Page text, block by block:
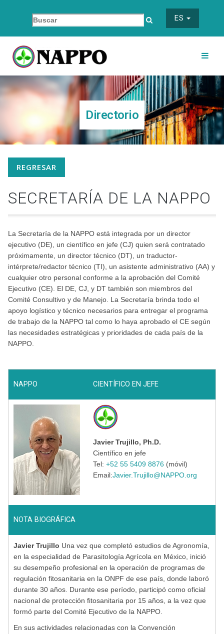
ES
Directorio
REGRESAR
SECRETARÍA DE LA NAPPO
La Secretaría de la NAPPO está integrada por un director
ejecutivo (DE), un científico en jefe (CJ) quien será contratado
próximamente, un director técnico (DT), un traductor-
intérprete/redactor técnico (TI), un asistente administrativo (AA) y
cualquier otro personal conforme a la aprobación del Comité
Ejecutivo (CE). El DE, CJ, y DT también son miembros del
Comité Consultivo y de Manejo. La Secretaría brinda todo el
apoyo logístico y técnico necesarios para entregar el programa
de trabajo de la NAPPO tal como lo haya aprobado el CE según
las necesidades estratégicas y prioridades de cada país de la
NAPPO.
NAPPO CIENTÍFICO EN JEFE
Javier Trujillo, Ph.D.
Científico en jefe
Tel: +52 55 5409 8876 (móvil)
Email:Javier.Trujillo@NAPPO.org
NOTA BIOGRÁFICA
Javier Trujillo Una vez que completó estudios de Agronomía,
en la especialidad de Parasitología Agrícola en México, inició
su desempeño profesional en la operación de programas de
regulación fitosanitaria en la ONPF de ese país, donde laboró
durante 30 años. Durante ese período, participó como oficial
nacional de protección fitosanitaria por 15 años, a la vez que
formó parte del Comité Ejecutivo de la NAPPO.
En sus actividades relacionadas con la Convención